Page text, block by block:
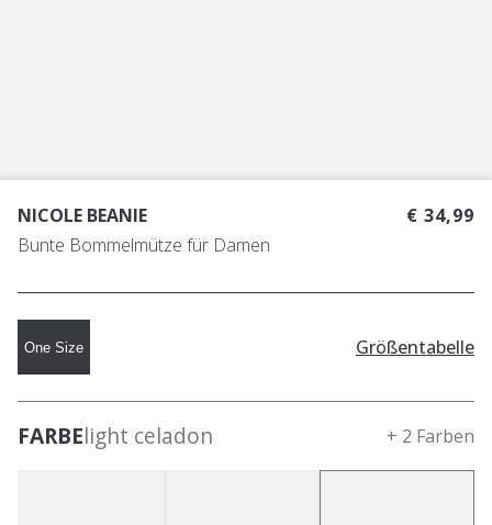
NICOLE BEANIE
Bunte Bommelmütze für Damen
€ 34,99
One Size Größentabelle
FARBElight celadon + 2 Farben